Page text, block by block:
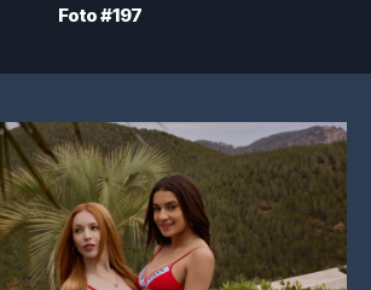
Foto #197